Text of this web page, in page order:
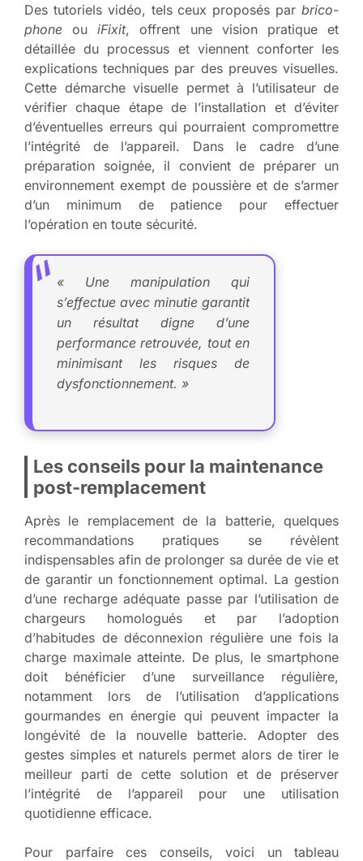
Des tutoriels vidéo, tels ceux proposés par brico-
phone ouiFixit, offrent une vision pratique et
détaillée du processus et viennent conforter les
explications techniques par des preuves visuelles.
Cette démarche visuelle permet à l’utilisateur de
vérifier chaque étape de l’installation et d’éviter
d’éventuelles erreurs qui pourraient compromettre
l’intégrité de l’appareil. Dans le cadre d’une
préparation soignée, il convient de préparer un
environnement exempt de poussière et de s’armer
d’un minimum de patience pour effectuer
l’opération en toute sécurité.
« Une manipulation qui
s’effectue avec minutie garantit
un résultat digne d’une
performance retrouvée, tout en
minimisant les risques de
dysfonctionnement. »
Les conseils pour la maintenance
post-remplacement
Après le remplacement de la batterie, quelques
recommandations pratiques se révèlent
indispensables afin de prolonger sa durée de vie et
de garantir un fonctionnement optimal. La gestion
d’une recharge adéquate passe par l’utilisation de
chargeurs homologués et par l’adoption
d’habitudes de déconnexion régulière une fois la
charge maximale atteinte. De plus, le smartphone
doit bénéficier d’une surveillance régulière,
notamment lors de l’utilisation d’applications
gourmandes en énergie qui peuvent impacter la
longévité de la nouvelle batterie. Adopter des
gestes simples et naturels permet alors de tirer le
meilleur parti de cette solution et de préserver
l’intégrité de l’appareil pour une utilisation
quotidienne efficace.
Pour parfaire ces conseils, voici un tableau